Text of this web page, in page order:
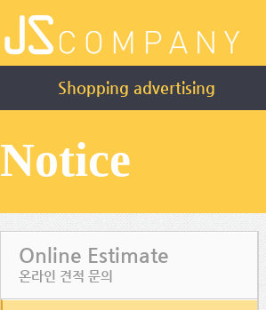
Shopping advertising
Notice
Online Estimate
온라인 견적 문의